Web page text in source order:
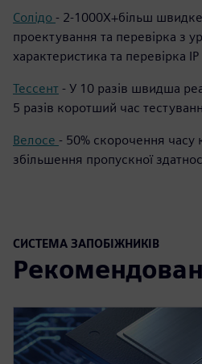
Солідо - 2-1000X+більш
проектування та перевірка з
характеристика та перевірка IP
Тессент - У 10 разів швидша
5 разів коротший час
Велосе - 50% скорочення часу
збільшення пропускної
СИСТЕМА ЗАПОБІЖНИКІВ